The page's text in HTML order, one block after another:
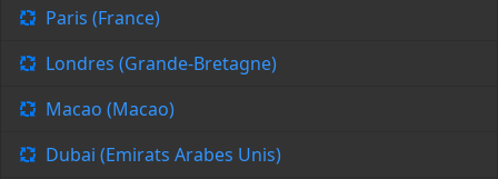
Paris (France)
Londres (Grande-Bretagne)
Macao (Macao)
Dubai (Emirats Arabes Unis)